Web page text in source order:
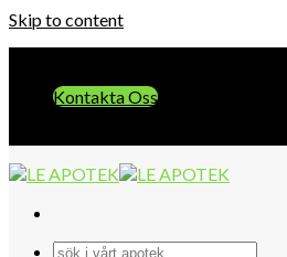
Skip to content
Kontakta Oss